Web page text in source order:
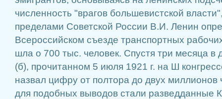
численность "врагов большевистской
пределами Советской России В.И. Ленин
Всероссийском съезде транспортных
шла о 700 тыс. человек. Спустя три месяца в
(б), прочитанном 5 июля 1921 г. на Ш
назвал цифру от полтора до двух
для подобных выводов стали разведданные